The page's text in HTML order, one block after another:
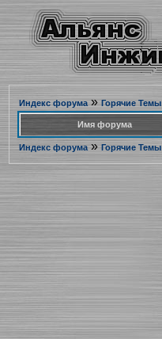
Индекс форума» Горячие Темы
Имя форума
Индекс форума» Горячие Темы